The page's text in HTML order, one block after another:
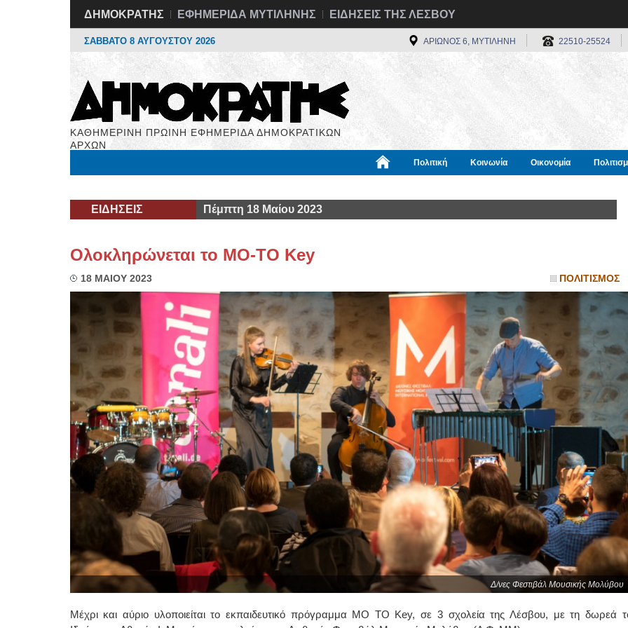
ΔΗΜΟΚΡΑΤΗΣ ΕΦΗΜΕΡΙΔΑ ΜΥΤΙΛΗΝΗΣ ΕΙΔΗΣΕΙΣ ΤΗΣ ΛΕΣΒΟΥ
ΣΑΒΒΑΤΟ 8 ΑΥΓΟΥΣΤΟΥ 2026 ΑΡΙΩΝΟΣ 6, ΜΥΤΙΛΗΝΗ 22510-25524
ΚΑΘΗΜΕΡΙΝΗ ΠΡΩΙΝΗ ΕΦΗΜΕΡΙΔΑ ΔΗΜΟΚΡΑΤΙΚΩΝ
ΑΡΧΩΝ
Πολιτική Κοινωνία Οικονομία
ΕΙΔΗΣΕΙΣ Πέμπτη 18 Μαίου 2023
Ολοκληρώνεται το ΜΟ-ΤΟ Key
18 ΜΑΙΟΥ 2023 ΠΟΛΙΤΙΣΜΟΣ
Δ/νες Φεστιβάλ Μουσικής Μολύβου
Μέχρι και αύριο υλοποιείται το εκπαιδευτικό πρόγραμμα MO TO Key, σε 3 σχολεία της Λέσβου, με τη δωρεά